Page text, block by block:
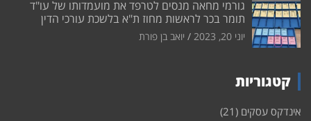
גורמי מחאה מנסים לטרפד את מועמדותו של עו"ד
תומר בכר לראשות מחוז ת"א בלשכת עורכי הדין
יוני 20, 2023 יואב בן פורת
קטגוריות
אינדקס עסקים (21)